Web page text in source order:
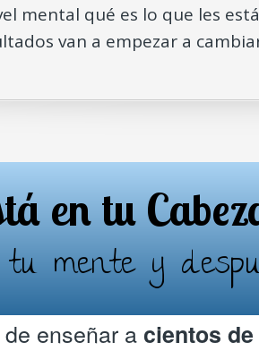
mental qué es lo que les
van a empezar a
en tu
tu mente y
enseñar a cientos